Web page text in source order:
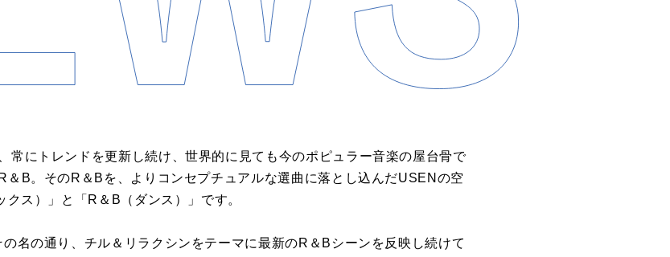
常にトレンドを更新し続け、世界的に見ても今のポピュラー音楽の屋台骨で
＆B。そのR＆Bを、よりコンセプチュアルな選曲に落とし込んだUSENの空
ス）」と「R＆B（ダンス）」です。
名の通り、チル＆リラクシンをテーマに最新のR＆Bシーンを反映し続けて